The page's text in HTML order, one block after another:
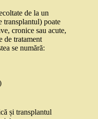
de la un
transplantul) poate
cronice sau acute,
de tratament
se numără:
și transplantul